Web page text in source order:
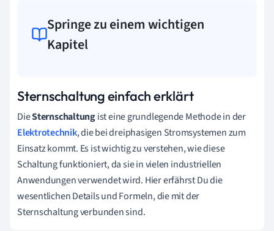
Springe zu einem wichtigen
Kapitel
Sternschaltung einfach erklärt
DieSternschaltungist eine grundlegende Methode in der
Elektrotechnik, die bei dreiphasigen Stromsystemen zum
Einsatz kommt. Es ist wichtig zu verstehen, wie diese
Schaltung funktioniert, da sie in vielen industriellen
Anwendungen verwendet wird. Hier erfährst Du die
wesentlichen Details und Formeln, die mit der
Sternschaltung verbunden sind.